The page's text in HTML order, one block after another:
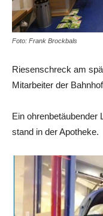
Foto: Frank Brockbals
Riesenschreck am
Mitarbeiter der
Ein ohrenbetäubender
stand in der Apotheke.